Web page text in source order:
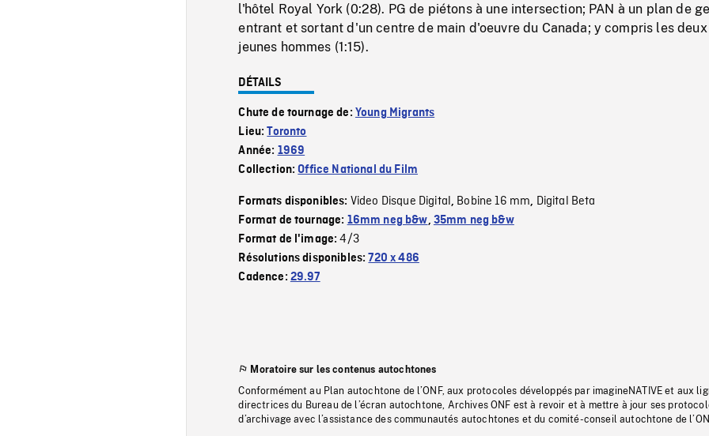
l'hôtel Royal York (0:28). PG de piétons à une intersection; PAN à un plan de
entrant et sortant d'un centre de main d'oeuvre du Canada; y compris les deux
jeunes hommes (1:15).
DÉTAILS
Chute de tournage de: Young Migrants
Lieu:Toronto
Année: 1969
Collection:Office National du Film
Formats disponibles: Video Disque Digital, Bobine 16 mm, Digital Beta
Format de tournage: 16mm neg b&w, 35mm neg b&w
Format de l'image:4/3
Résolutions disponibles:720 x 486
Cadence: 29.97
Moratoire sur les contenus autochtones
Conformément au Plan autochtone de l’ONF, aux protocoles développés par imagineNATIVE et aux
directrices du Bureau de l’écran autochtone, Archives ONF est à revoir et à mettre à jour ses
d’archivage avec l’assistance des communautés autochtones et du comité-conseil autochtone de